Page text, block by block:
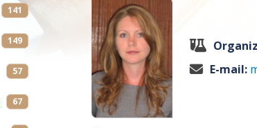
141
149
57
67
E-mail: